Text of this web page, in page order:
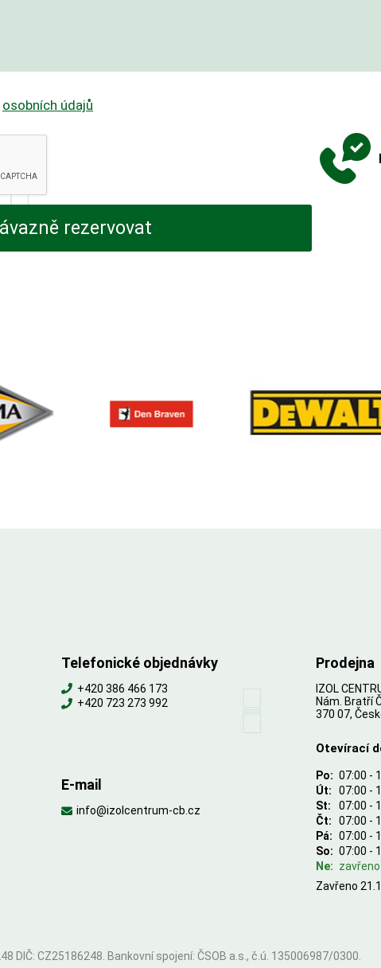
osobních údajů
rezervovat
Telefonické objednávky
+420 386 466 173
+420 723 273 992
E-mail
info@izolcentrum-cb.cz
Prodejna
IZOL
Nám. Bratří
370 07,
Otevírací
Po: 07:00 -
Út:
07:00 -
St:
07:00 -
Čt:
07:00 -
Pá: 07:00 -
So: 07:00 -
Ne: zavřeno
Zavřeno
DIČ: CZ25186248. Bankovní spojení: ČSOB a.s., č.ú. 135006987/0300.